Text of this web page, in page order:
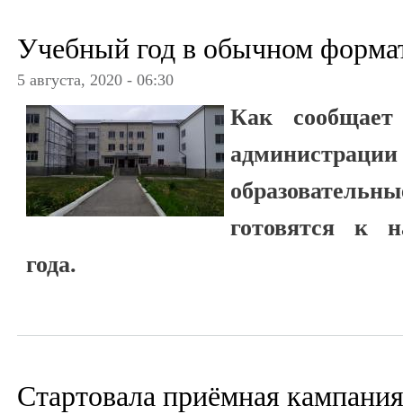
Учебный год в обычном
5 августа, 2020 - 06:30
Как сообщает
готовятся к
года.
Стартовала приёмная кампания